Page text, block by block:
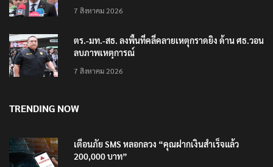
7 สิงหาคม 2026
ตร.-มท.-สธ. ลงพื้นที่คลี่คลายเหตุกราดยิง ด้าน ศธ.วอน
ลบภาพเหตุการณ์
7 สิงหาคม 2026
TRENDING NOW
เตือนภัย SMS หลอกลวง “คุณฝากเงินสำเร็จแล้ว
200,000 บาท”